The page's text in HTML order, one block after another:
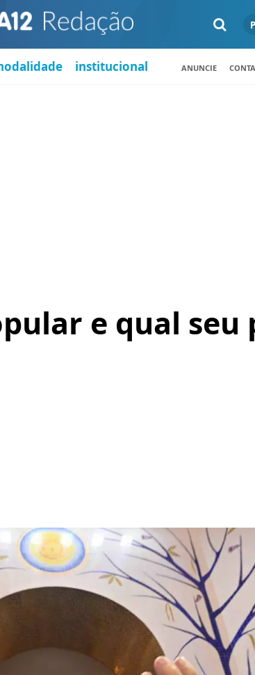
institucional ANUNCIE
e qual seu